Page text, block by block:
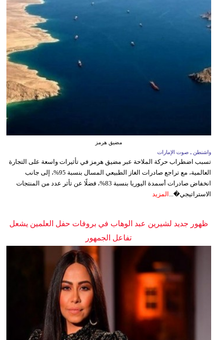
مضيق هرمز
واشنطن ـ صوت الإمارات
تسبب اضطراب حركة الملاحة عبر مضيق هرمز في تأثيرات واسعة على التجارة
العالمية، مع تراجع صادرات الغاز الطبيعي المسال بنسبة 95%، إلى جانب
انخفاض صادرات أسمدة اليوريا بنسبة 83%، فضلًا عن تأثر عدد من المنتجات
الاستراتيجي�... المزيد
ظهور جديد لشيرين عبد الوهاب في بروفات حفل العلمين يشعل
تفاعل الجمهور